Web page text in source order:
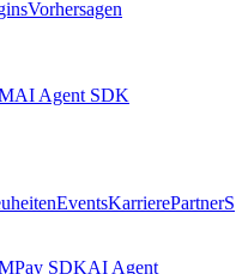
Vorhersagen
AI Agent SDK
EventsKarrierePartnerS
Pay SDKAI Agent